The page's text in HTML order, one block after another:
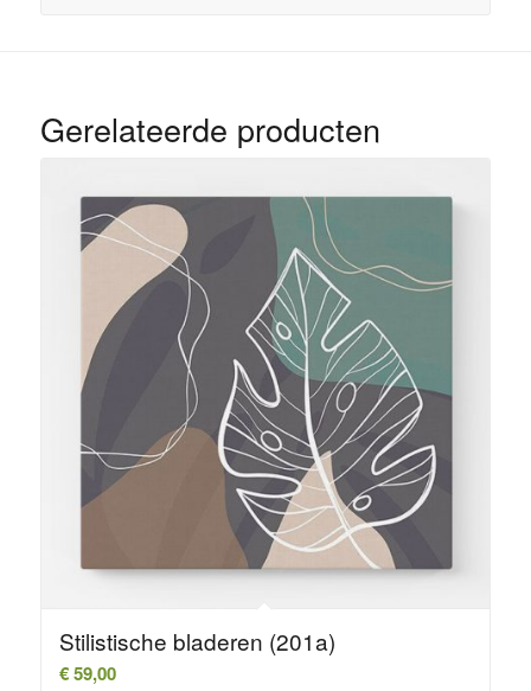
Gerelateerde producten
Stilistische bladeren (201a)
€59,00